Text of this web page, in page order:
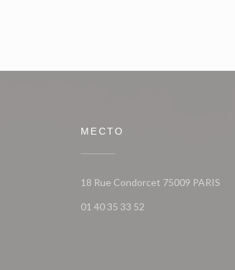
МЕСТО
18 Rue Condorcet 75009 PARIS
01 40 35 33 52